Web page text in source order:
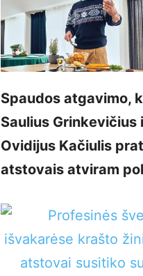
Spaudos atgavimo,
Saulius
Ovidijus Kačiulis
atstovais atviram